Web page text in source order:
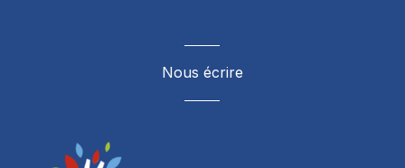
Nous écrire